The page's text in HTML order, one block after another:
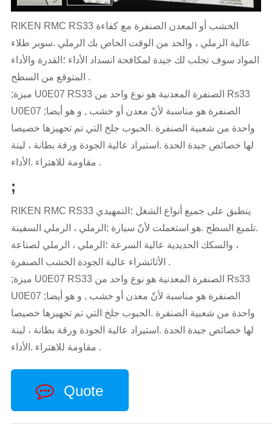
RIKEN RMC RS33 الخشب أو المعدن الصنفرة مع كفاءة
عالية الرملي ، والحد من الوقت الخاص بك الرملي .سوبر طلاء
المواد سوف تجلب لك جيدة لمكافحة انسداد الأداء ؛القدرة والأداء
المتوقع من السطح .
;ميزة U0E07 RS33 الصنفرة المعدنية هو نوع واحد من Rs33
U0E07 ;الصنفرة هو مناسبة لأنّ معدن أو خشب , و هو أيضا
واحدة من شعبية الصنفرة .الحبوب جلخ التي تم تجهيزها خصيصا
لها خصائص جيدة الحدة .استيراد عالية الجودة ورقة بطانة ، لينة
مقاومة للاهتراء .الأداء .
;
RIKEN RMC RS33 ينطبق على جميع أنواع الشغل ؛التمهيدي
.تلميع السطح .هو استعملت لأنّ سيارة ;الرملي ، الرملي السفينة
، والسكك الحديدية عالية السرعة ؛الرملي ، الرملي لصناعة
الأثاثشراء عالية الجودة الخشب الصنفرة .
;ميزة U0E07 RS33 الصنفرة المعدنية هو نوع واحد من Rs33
U0E07 ;الصنفرة هو مناسبة لأنّ معدن أو خشب , و هو أيضا
واحدة من شعبية الصنفرة .الحبوب جلخ التي تم تجهيزها خصيصا
لها خصائص جيدة الحدة .استيراد عالية الجودة ورقة بطانة ، لينة
مقاومة للاهتراء .الأداء .
Quote